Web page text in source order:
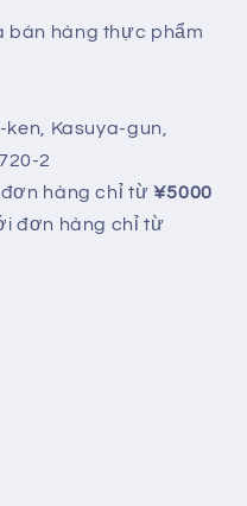
bán hàng thực phẩm
ken, Kasuya-gun,
2
đơn hàng chỉ từ ¥5000
đơn hàng chỉ từ